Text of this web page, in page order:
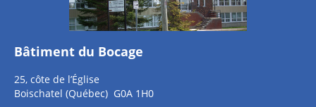
Bâtiment du Bocage
25, côte de l’Église
Boischatel (Québec) G0A 1H0